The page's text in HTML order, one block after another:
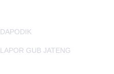
DAPODIK
LAPOR GUB JATENG